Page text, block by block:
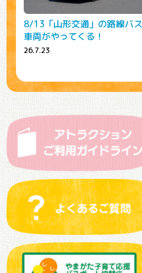
8/13「山形交通」の路線バス
車両がやってくる！
26.7.23